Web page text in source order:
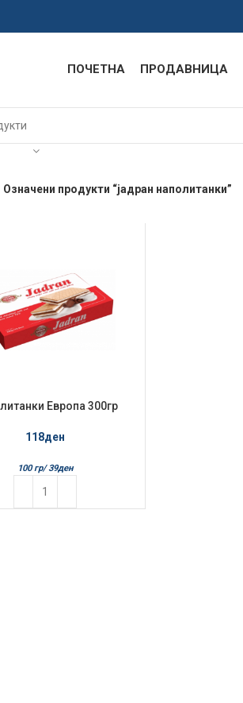
ПОЧЕТНА ПРОДАВНИЦА
Означени продукти “јадран наполитанки”
Европа 300гр
118ден
100 гр/ 39ден